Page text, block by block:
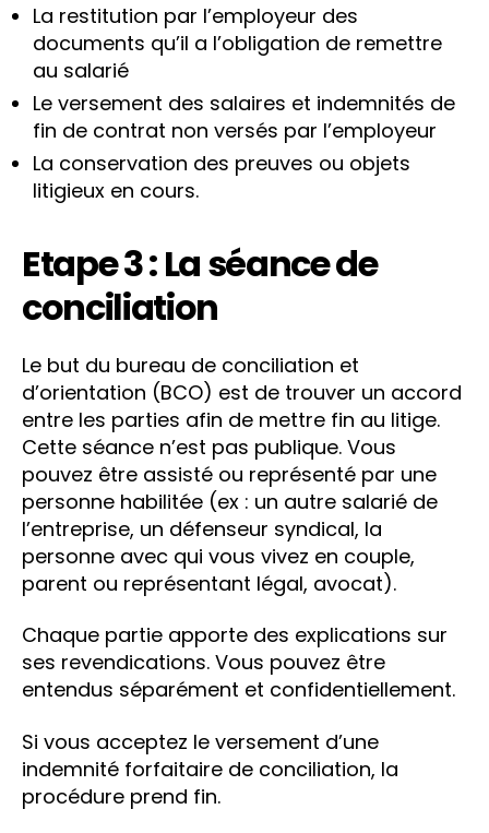
La restitution par l’employeur des
documents qu’il a l’obligation de remettre
au salarié
Le versement des salaires et indemnités de
fin de contrat non versés par l’employeur
La conservation des preuves ou objets
litigieux en cours.
Etape 3 : La séance de
conciliation
Le but du bureau de conciliation et
d’orientation (BCO) est de trouver un accord
entre les parties afin de mettre fin au litige.
Cette séance n’est pas publique. Vous
pouvez être assisté ou représenté par une
personne habilitée (ex : un autre salarié de
l’entreprise, un défenseur syndical, la
personne avec qui vous vivez en couple,
parent ou représentant légal, avocat).
Chaque partie apporte des explications sur
ses revendications. Vous pouvez être
entendus séparément et confidentiellement.
Si vous acceptez le versement d’une
indemnité forfaitaire de conciliation, la
procédure prend fin.